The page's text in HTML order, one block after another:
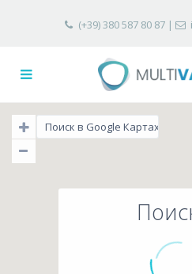
(+39) 380 587 80 87 |